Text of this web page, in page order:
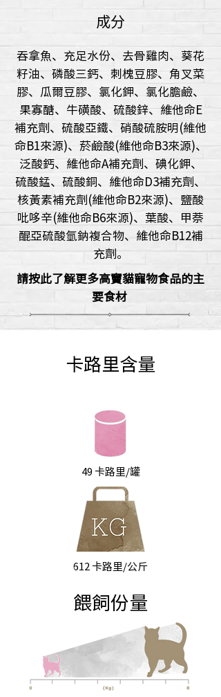
成分
吞拿魚、充足水份、去骨雞肉、葵花
籽油、磷酸三鈣、刺槐豆膠、角叉菜
膠、瓜爾豆膠、氯化鉀、氯化膽鹼、
果寡醣、牛磺酸、硫酸鋅、維他命E
補充劑、硫酸亞鐵、硝酸硫胺明(維他
命B1來源)、菸鹼酸(維他命B3來源)、
泛酸鈣、維他命A補充劑、碘化鉀、
硫酸錳、硫酸銅、維他命D3補充劑、
核黃素補充劑(維他命B2來源)、鹽酸
吡哆辛(維他命B6來源)、葉酸、甲萘
醌亞硫酸氫鈉複合物、維他命B12補
充劑。
請按此了解更多高竇貓寵物食品的主
要食材
卡路里含量
49 卡路里/罐
612 卡路里/公斤
餵飼份量